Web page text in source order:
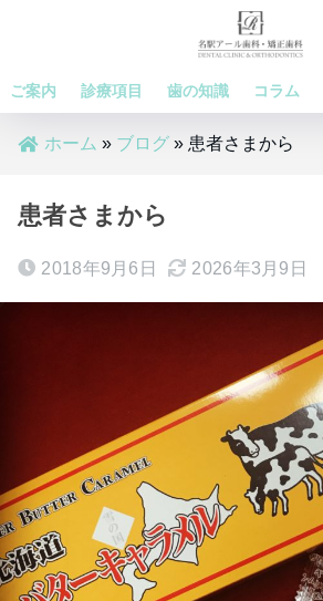
ご案内 診療項目 歯の知識 コラム
ホーム » ブログ » 患者さまから
患者さまから
2018年9月6日 2026年3月9日